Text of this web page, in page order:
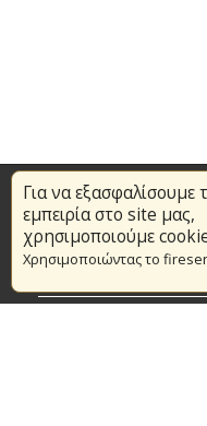
Για να εξασφαλίσουμε
εμπειρία στο site μας,
χρησιμοποιούμε
Χρησιμοποιώντας το
Επικαιρότητα
Το Πυροσβεστικό Σώμα